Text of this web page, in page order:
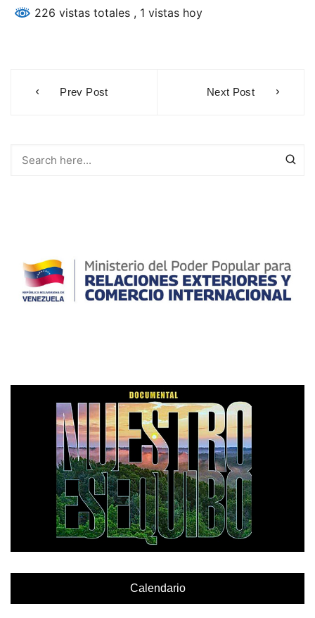
226 vistas totales , 1 vistas hoy
Prev Post Next Post
Calendario